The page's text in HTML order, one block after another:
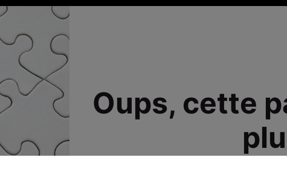
Oups, cette